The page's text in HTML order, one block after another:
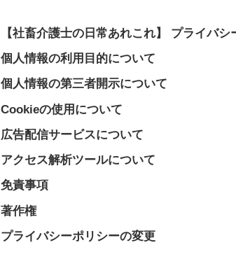
【社畜介護士の日常あれこれ】 プライバシ
個人情報の利用目的について
個人情報の第三者開示について
Cookieの使用について
広告配信サービスについて
アクセス解析ツールについて
免責事項
著作権
プライバシーポリシーの変更